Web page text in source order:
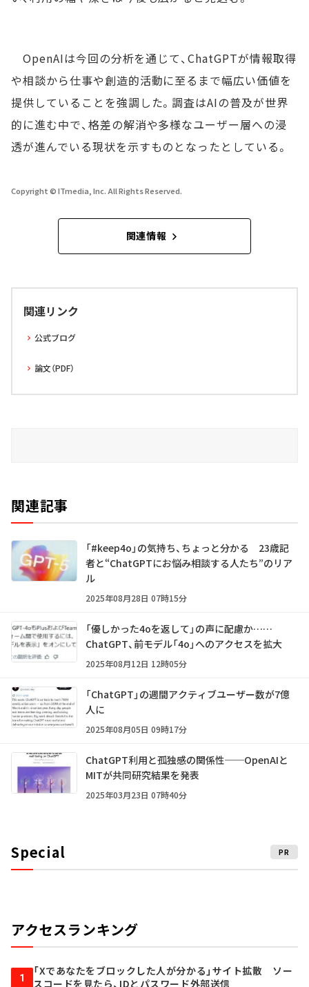
OpenAIは今回の分析を通じて、ChatGPTが情報取得
や相談から仕事や創造的活動に至るまで幅広い価値を
提供していることを強調した。調査はAIの普及が世界
的に進む中で、格差の解消や多様なユーザー層への浸
透が進んでいる現状を示すものとなったとしている。
Copyright © ITmedia, Inc. All Rights Reserved.
関連情報
関連リンク
公式ブログ
論文（PDF）
関連記事
「#keep4o」の気持ち、ちょっと分かる 23歳記
者と“ChatGPTにお悩み相談する人たち”のリア
ル
2025年08月28日 07時15分
「優しかった4oを返して」の声に配慮か……
ChatGPT、前モデル「4o」へのアクセスを拡大
2025年08月12日 12時05分
「ChatGPT」の週間アクティブユーザー数が7億
人に
2025年08月05日 09時17分
ChatGPT利用と孤独感の関係性──OpenAIと
MITが共同研究結果を発表
2025年03月23日 07時40分
Special PR
アクセスランキング
1
「Xであなたをブロックした人が分かる」サイト拡散 ソー
スコードを見たら、IDとパスワード外部送信